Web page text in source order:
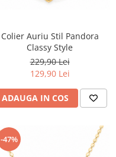
Colier Auriu Stil Pandora
Classy Style
229,90 Lei
129,90 Lei
ADAUGA IN COS
-47%